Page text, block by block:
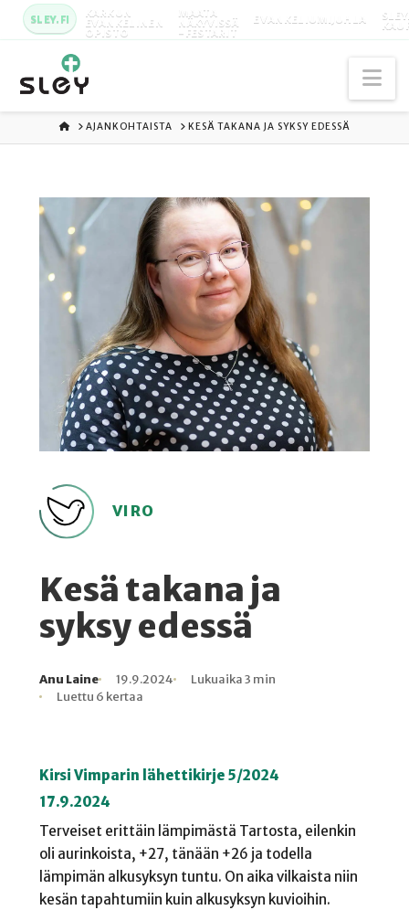
SLEY.FI KARKUN
EVANKELINEN
OPISTO
MAATA
NÄKYVISSÄ
-FESTARIT
EVANKELIUMIJUHLA
ETUSIVU
AJANKOHTAISTA KESÄ TAKANA JA SYKSY EDESSÄ
VIRO
Kesä takana ja
syksy edessä
Kirjoittaja
Anu Laine
Julkaistu
19.9.2024
Lukuaika
Lukuaika 3 min
Lukukertoja
Luettu 6 kertaa
Kirsi Vimparin lähettikirje 5/2024
17.9.2024
Terveiset erittäin lämpimästä Tartosta, eilenkin
oli aurinkoista, +27, tänään +26 ja todella
lämpimän alkusyksyn tuntu. On aika vilkaista niin
kesän tapahtumiin kuin alkusyksyn kuvioihin.